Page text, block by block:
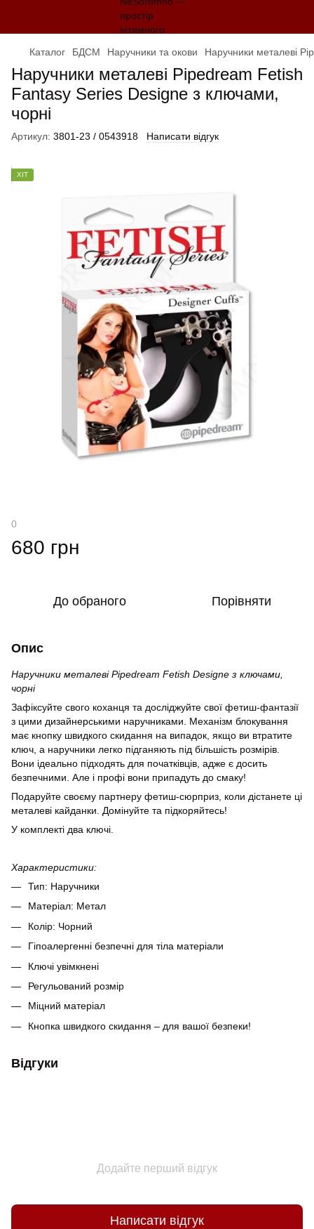
Каталог БДСМ Наручники та окови Наручники металеві
Наручники металеві Pipedream Fetish
Fantasy Series Designe з ключами,
чорні
Артикул: 3801-23 / 0543918 Написати відгук
ХІТ
0
680 грн
До обраного Порівняти
Опис
Наручники металеві Pipedream Fetish Designe з ключами,
чорні
Зафіксуйте свого коханця та досліджуйте свої фетиш-фантазії
з цими дизайнерськими наручниками. Механізм блокування
має кнопку швидкого скидання на випадок, якщо ви втратите
ключ, а наручники легко підганяють під більшість розмірів.
Вони ідеально підходять для початківців, адже є досить
безпечними. Але і профі вони припадуть до смаку!
Подаруйте своєму партнеру фетиш-сюрприз, коли дістанете ці
металеві кайданки. Домінуйте та підкоряйтесь!
У комплекті два ключі.
Характеристики:
Тип: Наручники
Матеріал: Метал
Колір: Чорний
Гіпоалергенні безпечні для тіла матеріали
Ключі увімкнені
Регульований розмір
Міцний матеріал
Кнопка швидкого скидання – для вашої безпеки!
Відгуки
Додайте перший відгук
Написати відгук